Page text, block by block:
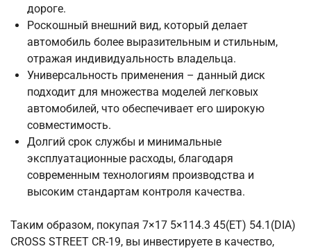
дороге.
Роскошный внешний вид, который делает
автомобиль более выразительным и стильным,
отражая индивидуальность владельца.
Универсальность применения – данный диск
подходит для множества моделей легковых
автомобилей, что обеспечивает его широкую
совместимость.
Долгий срок службы и минимальные
эксплуатационные расходы, благодаря
современным технологиям производства и
высоким стандартам контроля качества.
Таким образом, покупая 7×17 5×114.3 45(ET) 54.1(DIA)
CROSS STREET CR-19, вы инвестируете в качество,